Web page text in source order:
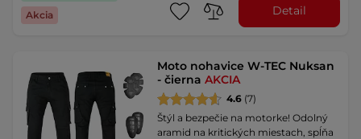
Akcia
Detail
Moto nohavice W-TEC Nuksan
- čiernaAKCIA
4.6 (7)
Štýl a bezpečie na motorke! Odolný
aramid na kritických miestach, spĺňa